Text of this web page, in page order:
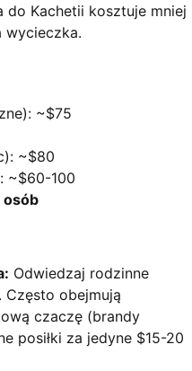
do Kachetii kosztuje mniej
wycieczka.
~$75
~$80
~$60-100
osób
Odwiedzaj rodzinne
Często obejmują
czaczę (brandy
posiłki za jedyne $15-20